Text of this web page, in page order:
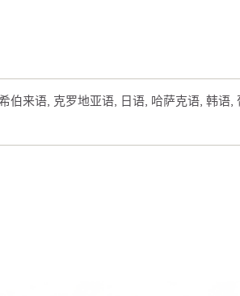
伯来语, 克罗地亚语, 日语, 哈萨克语, 韩